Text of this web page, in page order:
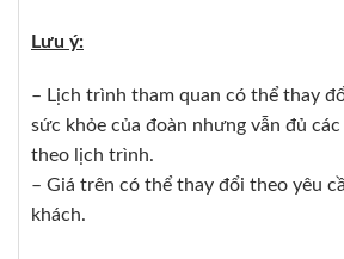
Lưu ý:
– Lịch trình tham quan có thể thay
sức khỏe của đoàn nhưng vẫn đủ
theo lịch trình.
– Giá trên có thể thay đổi theo yêu
khách.